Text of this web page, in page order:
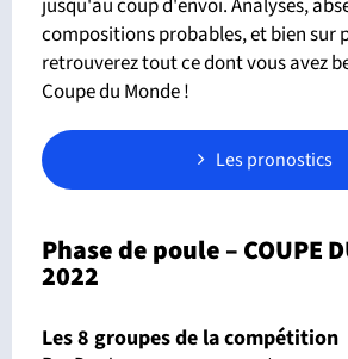
compositions probables, et bien sur
retrouverez tout ce dont vous avez
Coupe du Monde !
Les pronostics
Phase de poule – COUPE
2022
Les 8 groupes de la compétition